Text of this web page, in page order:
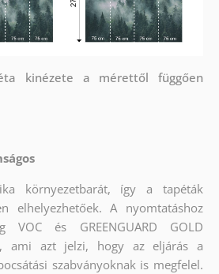
kinézete a mérettől függően
környezetbarát, így a tapéták
elhelyezhetőek. A nyomtatáshoz
és GREENGUARD GOLD
ami azt jelzi, hogy az eljárás a
szabványoknak is megfelel.